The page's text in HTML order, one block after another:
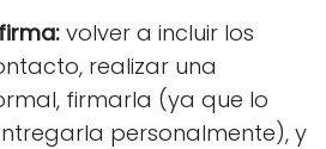
volver a incluir los
realizar una
firmarla (ya que lo
personalmente), y